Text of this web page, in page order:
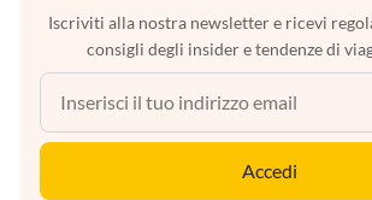
Iscriviti alla nostra newsletter e ricevi
consigli degli insider e tendenze di
Accedi